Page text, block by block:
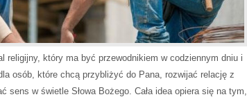
religijny, który ma być przewodnikiem w codziennym dniu i
osób, które chcą przybliżyć do Pana, rozwijać relację z
sens w świetle Słowa Bożego. Cała idea opiera się na tym,